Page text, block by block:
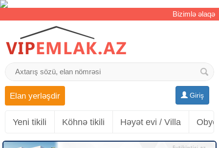
Bizimlə əlaqə
Giriş
Elan yerləşdir
Yeni tikili Köhnə tikili Həyət evi / Villa